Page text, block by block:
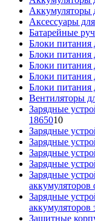
Аккумуляторы
Аксессуары
Батарейные
Блоки питания
Блоки питания
Блоки питания
Блоки питания
Блоки питания
Вентиляторы
Зарядные
186501010
товаров
Зарядные
Зарядные
Зарядные
Зарядные
Зарядные
аккумуляторов
Зарядные
аккумуляторов
Защитные